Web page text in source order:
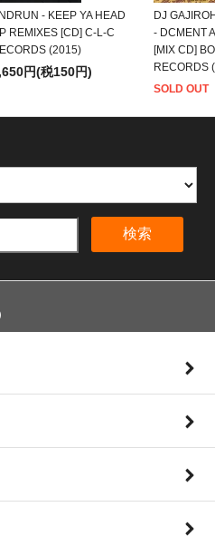
- KEEP YA HEAD
REMIXES [CD] C-L-C
(2015)
円(税150円)
DJ
- DCMENT
[MIX CD]
RECORDS
SOLD OUT
検索